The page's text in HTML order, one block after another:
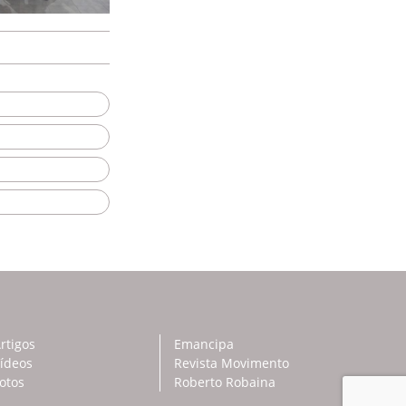
Emancipa
Revista Movimento
Roberto Robaina